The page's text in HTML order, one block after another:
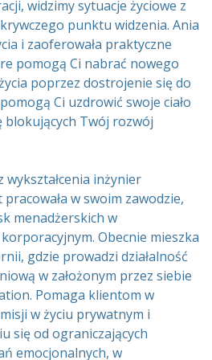
widzimy sytuacje życiowe z
punktu widzenia. Ania
i zaoferowała praktyczne
pomogą Ci nabrać nowego
poprzez dostrojenie się do
Ci uzdrowić swoje ciało
Twój rozwój
wykształcenia inżynier
w swoim zawodzie,
menadżerskich w
Obecnie mieszka
gdzie prowadzi działalność
w założonym przez siebie
Pomaga klientom w
w życiu prywatnym i
się od ograniczających
emocjonalnych, w